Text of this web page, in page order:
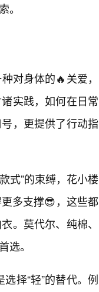
。
对身体的🔥关爱，
实践，如何在日常
，更提供了行动指
式”的束缚，花小楼
多支撑😎，这些都
。莫代尔、纯棉、
选。
择“轻”的替代。例